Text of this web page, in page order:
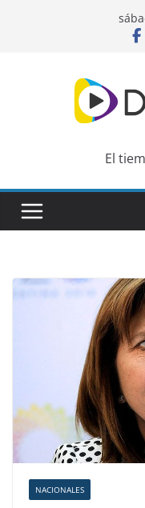
El
NACIONALES